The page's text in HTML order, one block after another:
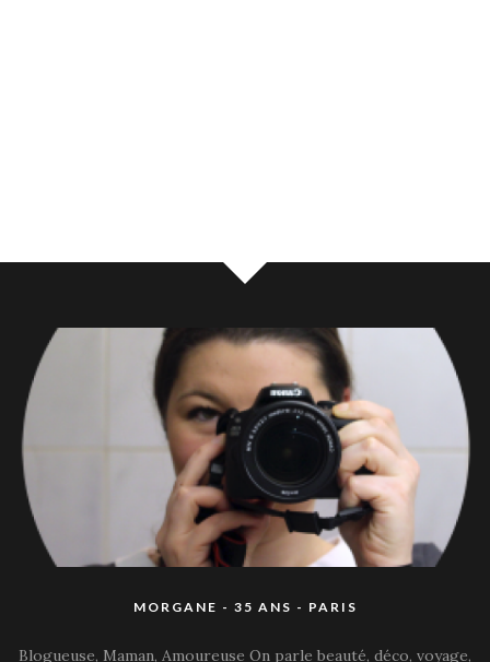
MORGANE - 35 ANS - PARIS
Blogueuse, Maman, Amoureuse On parle beauté, déco, voyage,